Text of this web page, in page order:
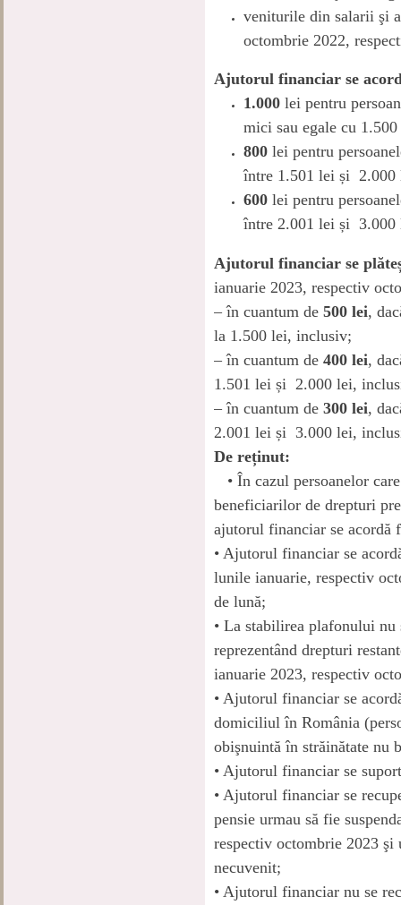
veniturile din salarii şi
octombrie 2022,
Ajutorul financiar se
1.000 lei pentru
mici sau egale cu
800 lei pentru
între 1.501 lei și 2.000
600 lei pentru
între 2.001 lei și 3.000
Ajutorul financiar se
ianuarie 2023, respectiv
– în cuantum de500 lei,
la 1.500 lei, inclusiv;
– în cuantum de400 lei,
1.501 lei și 2.000 lei,
– în cuantum de300 lei,
2.001 lei și 3.000 lei,
De reținut:
• În cazul persoanelor
beneficiarilor de drepturi
ajutorul financiar se acordă
• Ajutorul financiar se
lunile ianuarie, respectiv
de lună;
• La stabilirea plafonului nu
reprezentând drepturi
ianuarie 2023, respectiv
• Ajutorul financiar se
domiciliul în România
obişnuintă în străinătate nu
• Ajutorul financiar se
• Ajutorul financiar se
pensie urmau să fie
respectiv octombrie 2023 şi
necuvenit;
• Ajutorul financiar nu se